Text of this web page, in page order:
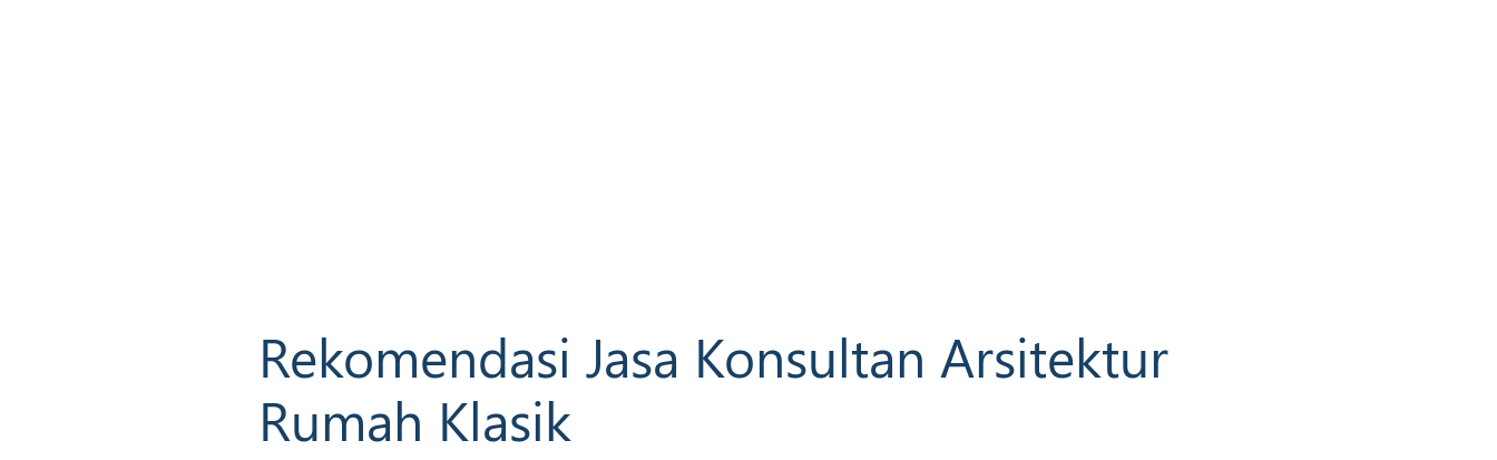
Rekomendasi Jasa Konsultan Arsitektur
Rumah Klasik